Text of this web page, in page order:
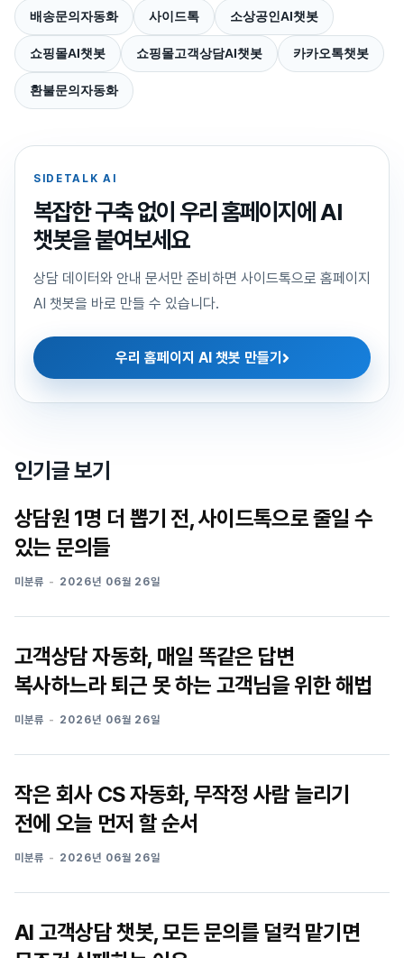
배송문의자동화 사이드톡 소상공인AI챗봇
쇼핑몰AI챗봇 쇼핑몰고객상담AI챗봇 카카오톡챗봇
환불문의자동화
SIDETALK AI
복잡한 구축 없이 우리 홈페이지에 AI
챗봇을 붙여보세요
상담 데이터와 안내 문서만 준비하면 사이드톡으로 홈페이지
AI 챗봇을 바로 만들 수 있습니다.
우리 홈페이지 AI 챗봇 만들기
인기글 보기
상담원 1명 더 뽑기 전, 사이드톡으로 줄일 수
있는 문의들
미분류 2026년 06월 26일
고객상담 자동화, 매일 똑같은 답변
복사하느라 퇴근 못 하는 고객님을 위한 해법
미분류 2026년 06월 26일
작은 회사 CS 자동화, 무작정 사람 늘리기
전에 오늘 먼저 할 순서
미분류 2026년 06월 26일
AI 고객상담 챗봇, 모든 문의를 덜컥 맡기면